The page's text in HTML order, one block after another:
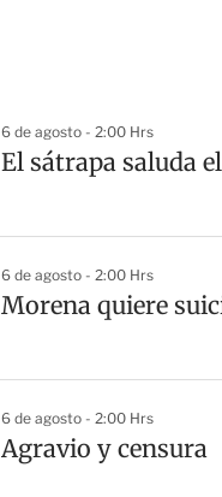
6 de agosto - 2:00 Hrs
El sátrapa saluda
6 de agosto - 2:00 Hrs
Morena quiere
6 de agosto - 2:00 Hrs
Agravio y censura